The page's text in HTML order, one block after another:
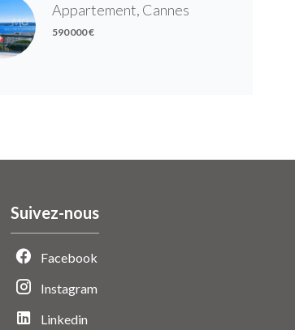
Appartement, Cannes
590 000 €
Suivez-nous
Facebook
Instagram
Linkedin